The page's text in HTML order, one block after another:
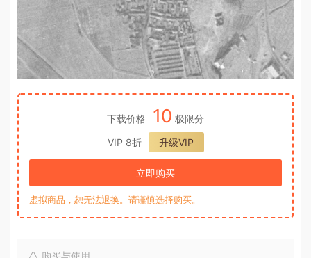
下载价格 10 极限分
VIP 8折
升级VIP
立即购买
虚拟商品，恕无法退换。请谨慎选择购买。
购买与使用